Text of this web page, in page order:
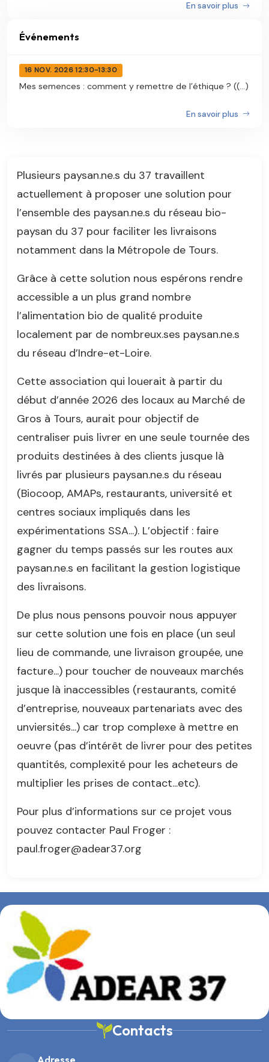
En savoir plus
Événements
16 NOV. 2026 12:30-13:30
Mes semences : comment y remettre de l’éthique ? ((...)
En savoir plus
Plusieurs paysan.ne.s du 37 travaillent
actuellement à proposer une solution pour
l’ensemble des paysan.ne.s du réseau bio-
paysan du 37 pour faciliter les livraisons
notamment dans la Métropole de Tours.
Grâce à cette solution nous espérons rendre
accessible a un plus grand nombre
l’alimentation bio de qualité produite
localement par de nombreux.ses paysan.ne.s
du réseau d’Indre-et-Loire.
Cette association qui louerait à partir du
début d’année 2026 des locaux au Marché de
Gros à Tours, aurait pour objectif de
centraliser puis livrer en une seule tournée des
produits destinées à des clients jusque là
livrés par plusieurs paysan.ne.s du réseau
(Biocoop, AMAPs, restaurants, université et
centres sociaux impliqués dans les
expérimentations SSA...). L’objectif : faire
gagner du temps passés sur les routes aux
paysan.ne.s en facilitant la gestion logistique
des livraisons.
De plus nous pensons pouvoir nous appuyer
sur cette solution une fois en place (un seul
lieu de commande, une livraison groupée, une
facture...) pour toucher de nouveaux marchés
jusque là inaccessibles (restaurants, comité
d’entreprise, nouveaux partenariats avec des
unviersités...) car trop complexe à mettre en
oeuvre (pas d’intérêt de livrer pour des petites
quantités, complexité pour les acheteurs de
multiplier les prises de contact...etc).
Pour plus d’informations sur ce projet vous
pouvez contacter Paul Froger :
paul.froger@adear37.org
Contacts